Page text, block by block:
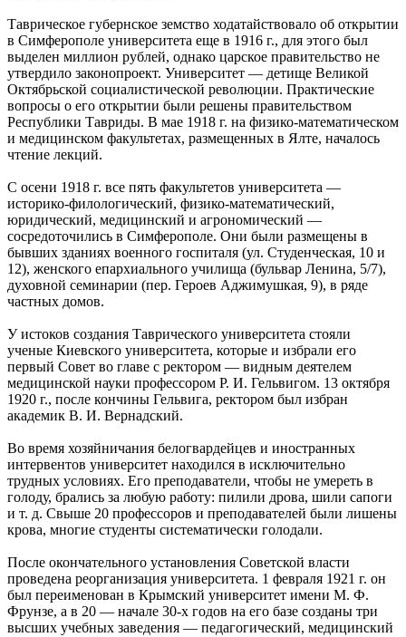
Таврическое губернское земство ходатайствовало об открытии
в Симферополе университета еще в 1916 г., для этого был
выделен миллион рублей, однако царское правительство не
утвердило законопроект. Университет — детище Великой
Октябрьской социалистической революции. Практические
вопросы о его открытии были решены правительством
Республики Тавриды. В мае 1918 г. на физико-математическом
и медицинском факультетах, размещенных в Ялте, началось
чтение лекций.
С осени 1918 г. все пять факультетов университета —
историко-филологический, физико-математический,
юридический, медицинский и агрономический —
сосредоточились в Симферополе. Они были размещены в
бывших зданиях военного госпиталя (ул. Студенческая, 10 и
12), женского епархиального училища (бульвар Ленина, 5/7),
духовной семинарии (пер. Героев Аджимушкая, 9), в ряде
частных домов.
У истоков создания Таврического университета стояли
ученые Киевского университета, которые и избрали его
первый Совет во главе с ректором — видным деятелем
медицинской науки профессором Р. И. Гельвигом. 13 октября
1920 г., после кончины Гельвига, ректором был избран
академик В. И. Вернадский.
Во время хозяйничания белогвардейцев и иностранных
интервентов университет находился в исключительно
трудных условиях. Его преподаватели, чтобы не умереть в
голоду, брались за любую работу: пилили дрова, шили сапоги
и т. д. Свыше 20 профессоров и преподавателей были лишены
крова, многие студенты систематически голодали.
После окончательного установления Советской власти
проведена реорганизация университета. 1 февраля 1921 г. он
был переименован в Крымский университет имени М. Ф.
Фрунзе, а в 20 — начале 30-х годов на его базе созданы три
высших учебных заведения — педагогический, медицинский